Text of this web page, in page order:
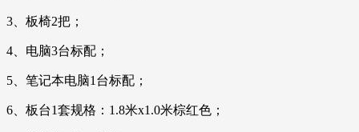
3、板椅2把；
4、电脑3台标配；
5、笔记本电脑1台标配；
6、板台1套规格：1.8米x1.0米棕红色；